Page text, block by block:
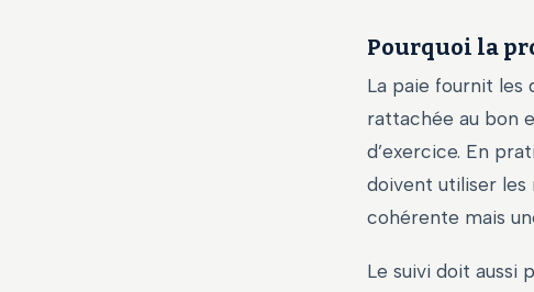
Pourquoi la
La paie fournit
rattachée au bon
d’exercice. En
doivent utiliser les
cohérente mais
Le suivi doit aussi